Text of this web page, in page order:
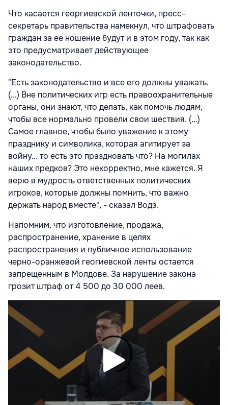
Что касается георгиевской ленточки, пресс-
секретарь правительства намекнул, что штрафовать
граждан за ее ношение будут и в этом году, так как
это предусматривает действующее
законодательство.
"Есть законодательство и все его должны уважать.
(...) Вне политических игр есть правоохранительные
органы, они знают, что делать, как помочь людям,
чтобы все нормально провели свои шествия. (...)
Самое главное, чтобы было уважение к этому
празднику и символика, которая агитирует за
войну... то есть это праздновать что? На могилах
наших предков? Это некорректно, мне кажется. Я
верю в мудрость ответственных политических
игроков, которые должны помнить, что важно
держать народ вместе", - сказал Водэ.
Напомним, что изготовление, продажа,
распространение, хранение в целях
распространения и публичное использование
черно-оранжевой геогиевской ленты остается
запрещенным в Молдове. За нарушение закона
грозит штраф от 4 500 до 30 000 леев.